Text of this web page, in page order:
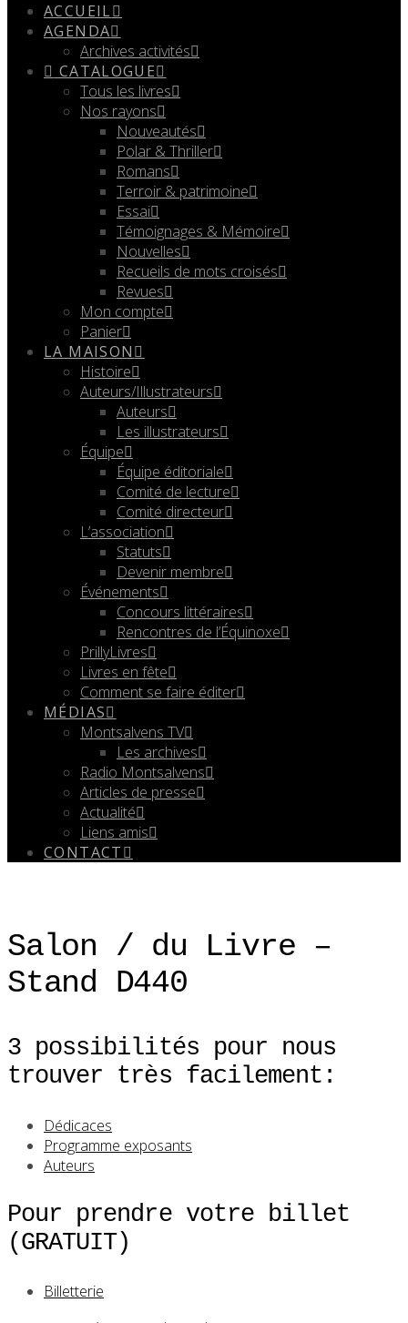
ACCUEIL
AGENDA
Archives activités
CATALOGUE
Tous les livres
Nos rayons
Nouveautés
Polar & Thriller
Romans
Terroir & patrimoine
Essai
Témoignages & Mémoire
Nouvelles
Recueils de mots croisés
Revues
Mon compte
Panier
LA MAISON
Histoire
Auteurs/Illustrateurs
Auteurs
Les illustrateurs
Équipe
Équipe éditoriale
Comité de lecture
Comité directeur
L’association
Statuts
Devenir membre
Événements
Concours littéraires
Rencontres de l’Équinoxe
PrillyLivres
Livres en fête
Comment se faire éditer
MÉDIAS
Montsalvens TV
Les archives
Radio Montsalvens
Articles de presse
Actualité
Liens amis
CONTACT
Salon / du Livre –
Stand D440
3 possibilités pour nous
trouver très facilement:
Dédicaces
Programme exposants
Auteurs
Pour prendre votre billet
(GRATUIT)
Billetterie